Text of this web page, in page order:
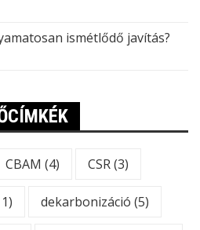
ismétlődő javítás?
CBAM (4) CSR(3)
dekarbonizáció (5)